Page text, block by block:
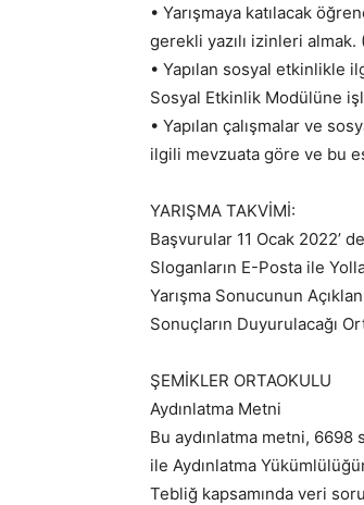
• Yarışmaya katılacak
gerekli yazılı izinleri almak.
• Yapılan sosyal etkinlikle
Sosyal Etkinlik Modülüne
• Yapılan çalışmalar ve
ilgili mevzuata göre ve bu
YARIŞMA TAKVİMİ:
Başvurular 11 Ocak 2022’
Sloganların E-Posta ile
Yarışma Sonucunun
Sonuçların Duyurulacağı
ŞEMİKLER ORTAOKULU
Aydınlatma Metni
Bu aydınlatma metni, 6698
ile Aydınlatma
Tebliğ kapsamında veri